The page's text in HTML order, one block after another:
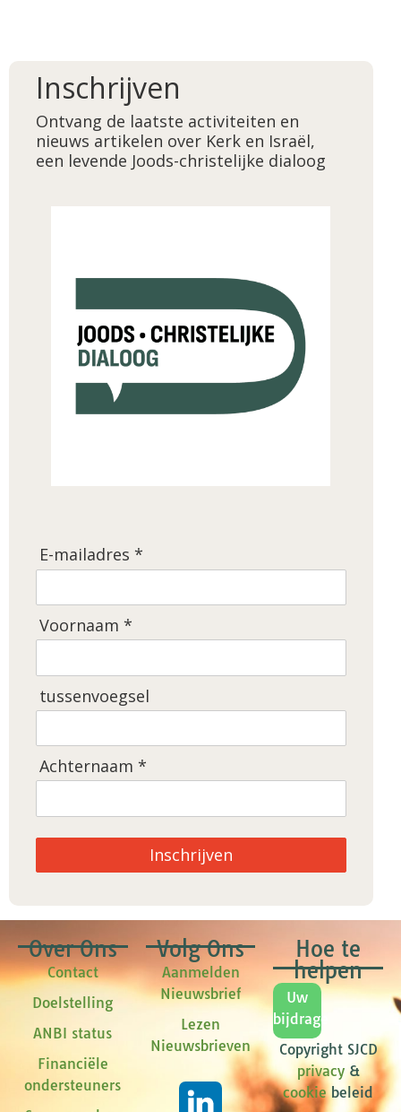
Inschrijven
Ontvang de laatste activiteiten en
nieuws artikelen over Kerk en Israël,
een levende Joods-christelijke dialoog
E-mailadres *
Voornaam *
tussenvoegsel
Achternaam *
Inschrijven
Over Ons
Contact
Doelstelling
ANBI status
Financiële
ondersteuners
Volg Ons
Aanmelden
Nieuwsbrief
Lezen
Nieuwsbrieven
Hoe te
helpen
Uw
bijdrage
Copyright SJCD
privacy&
cookie beleid